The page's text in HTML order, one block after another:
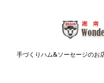
手づくりハム&ソーセージのお